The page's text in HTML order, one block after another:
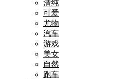
清纯
可爱
尤物
汽车
游戏
美女
自然
跑车